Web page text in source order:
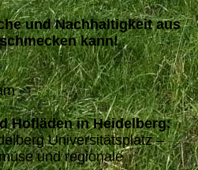
und Nachhaltigkeit aus
kann!
Hofläden in Heidelberg:
Universitätsplatz –
und regionale